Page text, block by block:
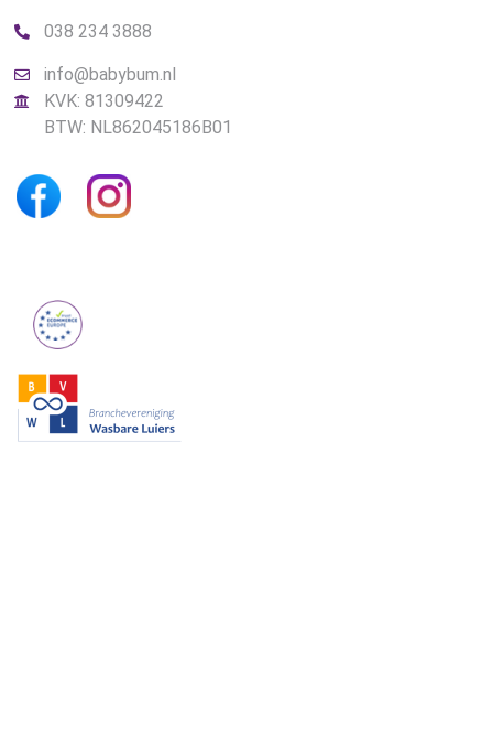
038 234 3888
info@babybum.nl
KVK: 81309422
BTW: NL862045186B01